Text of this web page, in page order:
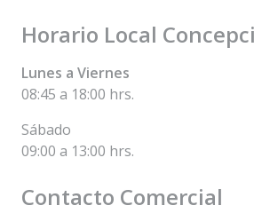
Horario Local
Lunes a Viernes
08:45 a 18:00 hrs.
Sábado
09:00 a 13:00 hrs.
Contacto Comercial